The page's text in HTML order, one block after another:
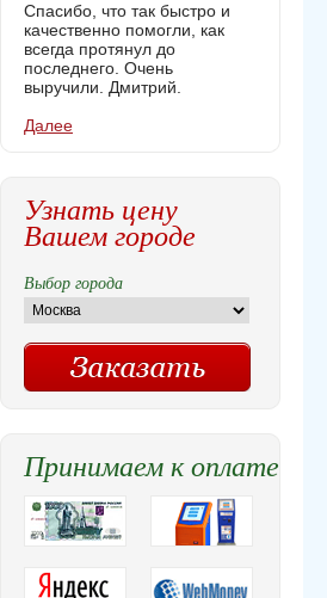
Спасибо, что так быстро и
качественно помогли, как
всегда протянул до
последнего. Очень
выручили. Дмитрий.
Далее
Узнать цену
Вашем городе
Выбор города
Принимаем к оплате